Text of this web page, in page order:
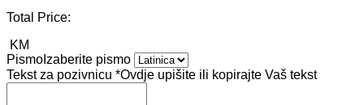
Total Price:
KM
Pismo Izaberite pismo
Tekst za pozivnicu *Ovdje upišite ili kopirajte Vaš tekst